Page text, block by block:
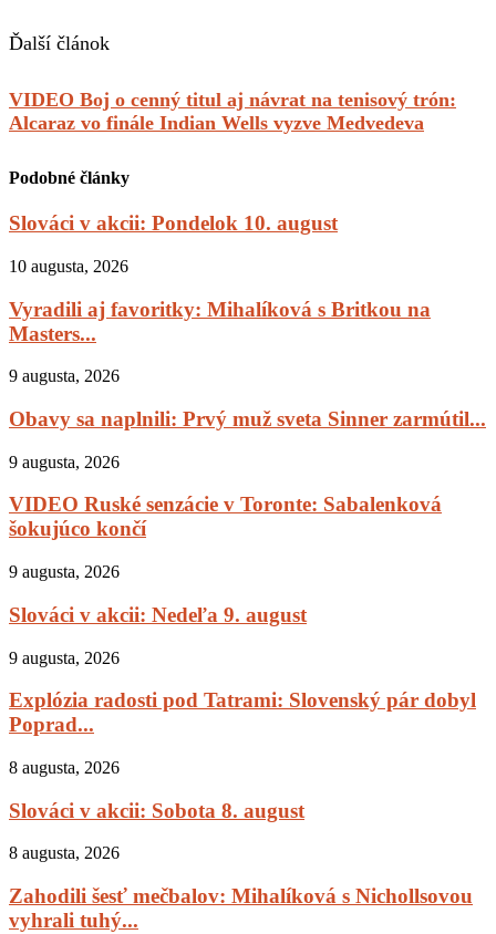
Ďalší článok
VIDEO Boj o cenný titul aj návrat na tenisový trón:
Alcaraz vo finále Indian Wells vyzve Medvedeva
Podobné články
Slováci v akcii: Pondelok 10. august
10 augusta, 2026
Vyradili aj favoritky: Mihalíková s Britkou na
Masters...
9 augusta, 2026
Obavy sa naplnili: Prvý muž sveta Sinner zarmútil...
9 augusta, 2026
VIDEO Ruské senzácie v Toronte: Sabalenková
šokujúco končí
9 augusta, 2026
Slováci v akcii: Nedeľa 9. august
9 augusta, 2026
Explózia radosti pod Tatrami: Slovenský pár dobyl
Poprad...
8 augusta, 2026
Slováci v akcii: Sobota 8. august
8 augusta, 2026
Zahodili šesť mečbalov: Mihalíková s Nichollsovou
vyhrali tuhý...